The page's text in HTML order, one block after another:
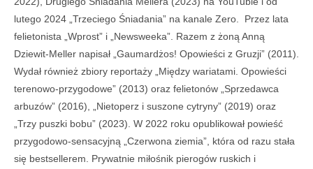
lutego 2024 „Trzeciego Śniadania” na kanale Zero. Przez lata
felietonista „Wprost” i „Newsweeka”. Razem z żoną Anną
Dziewit-Meller napisał „Gaumardżos! Opowieści z Gruzji” (2011).
Wydał również zbiory reportaży „Między wariatami. Opowieści
terenowo-przygodowe” (2013) oraz felietonów „Sprzedawca
arbuzów” (2016), „Nietoperz i suszone cytryny” (2019) oraz
„Trzy puszki bobu” (2023). W 2022 roku opublikował powieść
przygodowo-sensacyjną „Czerwona ziemia”, która od razu stała
się bestsellerem. Prywatnie miłośnik pierogów ruskich i